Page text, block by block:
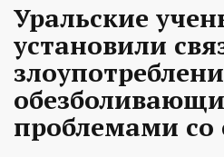
Уральские
установили
проблемами со